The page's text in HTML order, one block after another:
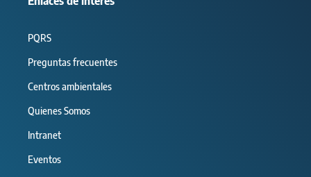
PQRS
Preguntas frecuentes
Centros ambientales
Quienes Somos
Intranet
Eventos